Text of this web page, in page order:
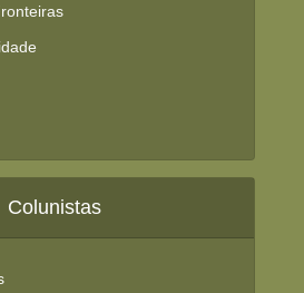
Colunistas